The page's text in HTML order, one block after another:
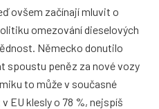
ovšem začínají mluvit o
omezování dieselových
Německo donutilo
spoustu peněz za nové vozy
to může v současné
EU klesly o 78 %, nejspíš